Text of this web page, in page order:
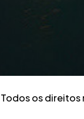
Todos os direitos